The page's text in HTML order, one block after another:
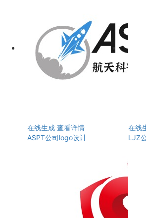
在线生成 查看详情
ASPT公司logo设计
在线
LJZ